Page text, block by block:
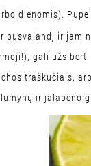
dienomis).
pusvalandį ir jam
gali
traškučiais,
ir jalapeno